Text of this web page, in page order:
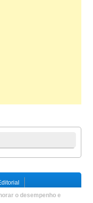
o desempenho e